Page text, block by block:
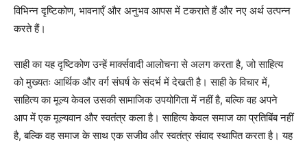
विभिन्न दृष्टिकोण, भावनाएँ और अनुभव आपस में टकराते हैं और नए अर्थ उत्पन्न
करते हैं।
साही का यह दृष्टिकोण उन्हें मार्क्सवादी आलोचना से अलग करता है, जो साहित्य
को मुख्यतः आर्थिक और वर्ग संघर्ष के संदर्भ में देखती है। साही के विचार में,
साहित्य का मूल्य केवल उसकी सामाजिक उपयोगिता में नहीं है, बल्कि वह अपने
आप में एक मूल्यवान और स्वतंत्र कला है। साहित्य केवल समाज का प्रतिबिंब नहीं
है, बल्कि वह समाज के साथ एक सजीव और स्वतंत्र संवाद स्थापित करता है। यह